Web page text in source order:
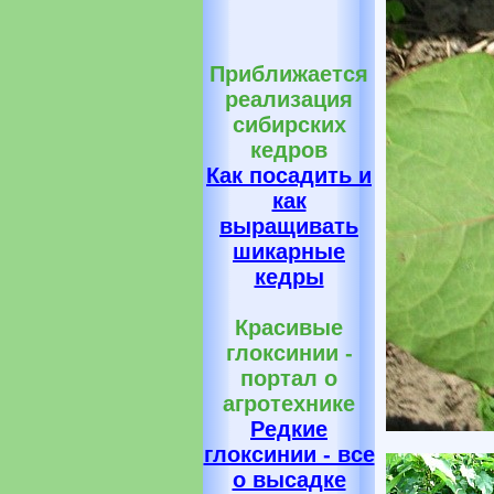
Приближается
реализация
сибирских
кедров
Как посадить и
как
выращивать
шикарные
кедры
Красивые
глоксинии -
портал о
агротехнике
Редкие
глоксинии - все
о высадке